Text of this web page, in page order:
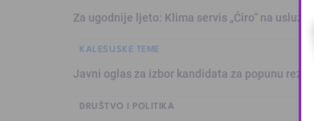
Za ugodnije ljeto: Klima servis „Ćiro“ na usluzi
KALESIJSKE TEME
Javni oglas za izbor kandidata za popunu
DRUŠTVO I POLITIKA